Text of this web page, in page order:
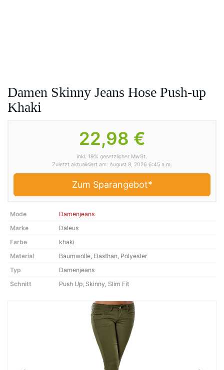
Damen Skinny Jeans Hose Push-up
Khaki
22,98 €
inkl. 19% gesetzlicher MwSt.
Zuletzt aktualisiert am: August 8, 2026 6:45 a.m.
Zum Sparangebot*
Mode
Damenjeans
Marke
Daleus
Farbe
khaki
Material
Baumwolle, Elasthan, Polyester
Typ
Damenjeans
Schnitt
Push Up, Skinny, Slim Fit